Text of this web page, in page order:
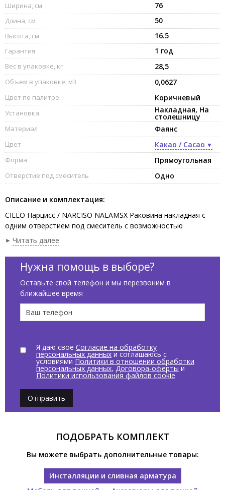
Ширина, см 76
Длина, см 50
Высота, см 16.5
Гарантия 1 год
Вес в упаковке, кг 28,5
Объем в упаковке, м3 0,0627
Цвет по палитре Коричневый
Установка Накладная, На
столешницу
Материал Фаянс
Цвет Какао / Cacao
Форма Прямоугольная
Отверстие под смеситель Одно
Описание и комплектация:
CIELO Нарцисс / NARCISO NALAMSX Раковина накладная с
одним отверстием под смеситель с возможностью
выполнения трех отверстий, без слива-перелива, чаша
слева,одна сторона не покрыта эмалью. В комплекте с
крепежами.Установка на столешницу, возможна подвесная
установка.Размеры:76 x 50 x 16,5 h см, цвет Какао / Cacao
Читать далее
Нужна помощь в выборе?
Оставьте свой телефон и мы перезвоним в
ближайшее время
Я даю свое Согласие на обработку
персональных данныхи соглашаюсь с
условиями Политики в отношении обработки
персональных данных, Договора-оферты и
Политики использования файлов cookie.
Отправить
ПОДОБРАТЬ КОМПЛЕКТ
Вы можете выбрать дополнительные товары:
Инсталляции и сливная арматура